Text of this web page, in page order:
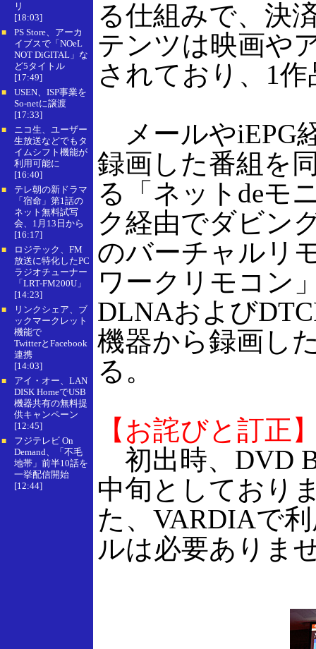
リ
[18:03]
■
PS Store、アーカ
イブスで「NOeL
NOT DiGITAL」な
ど5タイトル
[17:49]
■
USEN、ISP事業を
So-netに譲渡
[17:33]
■
ニコ生、ユーザー
生放送などでもタ
イムシフト機能が
利用可能に
[16:40]
■
テレ朝の新ドラマ
「宿命」第1話の
ネット無料試写
会、1月13日から
[16:17]
■
ロジテック、FM
放送に特化したPC
ラジオチューナー
「LRT-FM200U」
[14:23]
■
リンクシェア、ブ
ックマークレット
機能で
TwitterとFacebook
連携
[14:03]
■
アイ・オー、LAN
DISK HomeでUSB
機器共有の無料提
供キャンペーン
[12:45]
■
フジテレビ On
Demand、「不毛
地帯」前半10話を
一挙配信開始
[12:44]
る仕組みで、決
テンツは映画や
されており、1
メールやiEPG
録画した番組を
る「ネットdeモ
ク経由でダビン
のバーチャルリ
ワークリモコン
DLNAおよび
機器から録画し
る。
【お詫びと訂正
初出時、DVD
中旬としており
た、VARDIAで
ルは必要ありま